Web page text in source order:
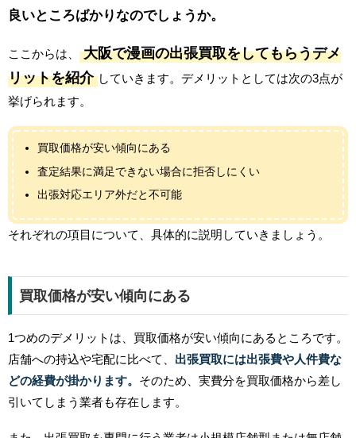
良いところばかりなのでしょうか。
ここからは、
大阪で漫画の出張買取をしてもらうデメ
リットを紹介 していきます。デメリットとしては次の3点が
挙げられます。
買取価格が安い傾向にある
査定結果に満足できない場合に拒否しにくい
出張対応エリア外だと不可能
それぞれの項目について、具体的に説明していきましょう。
買取価格が安い傾向にある
1つめのデメリットは、買取価格が安い傾向にあるところです。
店舗への持込や宅配に比べて、 出張買取には出張費や人件費な
どの経費が掛かります。 そのため、実費分を買取価格から差し
引いてしまう業者も存在します。